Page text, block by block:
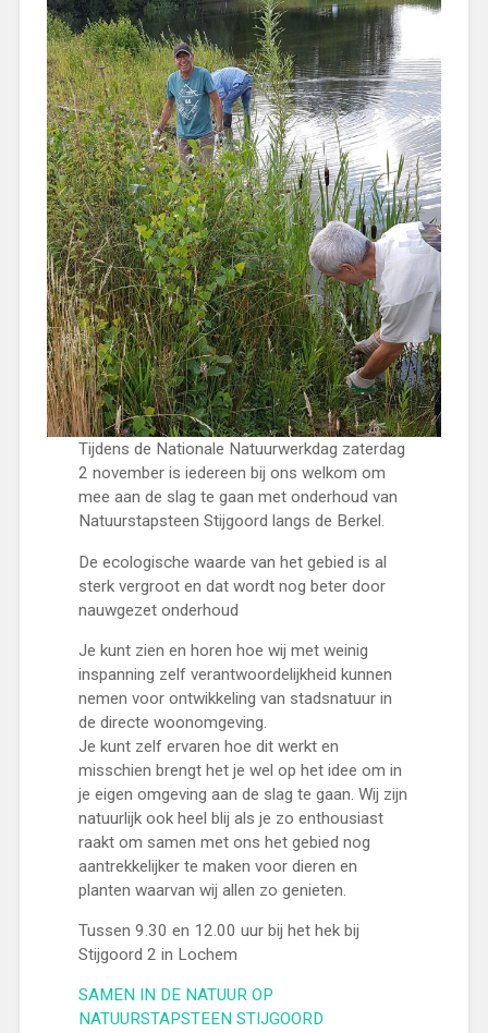
Tijdens de Nationale Natuurwerkdag zaterdag
2 november is iedereen bij ons welkom om
mee aan de slag te gaan met onderhoud van
Natuurstapsteen Stijgoord langs de Berkel.
De ecologische waarde van het gebied is al
sterk vergroot en dat wordt nog beter door
nauwgezet onderhoud
Je kunt zien en horen hoe wij met weinig
inspanning zelf verantwoordelijkheid kunnen
nemen voor ontwikkeling van stadsnatuur in
de directe woonomgeving.
Je kunt zelf ervaren hoe dit werkt en
misschien brengt het je wel op het idee om in
je eigen omgeving aan de slag te gaan. Wij zijn
natuurlijk ook heel blij als je zo enthousiast
raakt om samen met ons het gebied nog
aantrekkelijker te maken voor dieren en
planten waarvan wij allen zo genieten.
Tussen 9.30 en 12.00 uur bij het hek bij
Stijgoord 2 in Lochem
SAMEN IN DE NATUUR OP
NATUURSTAPSTEEN STIJGOORD